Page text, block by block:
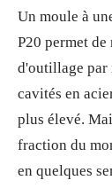
Un moule à
P20 permet
d'outillage par
cavités en
plus élevé.
fraction du
en quelques